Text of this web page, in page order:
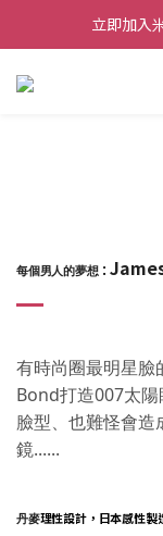
立即加入
每個男人的夢想：
有時尚圈最明星臉
Bond打造007太
臉型、也難怪會造
鏡......
丹麥理性設計，日本感性製